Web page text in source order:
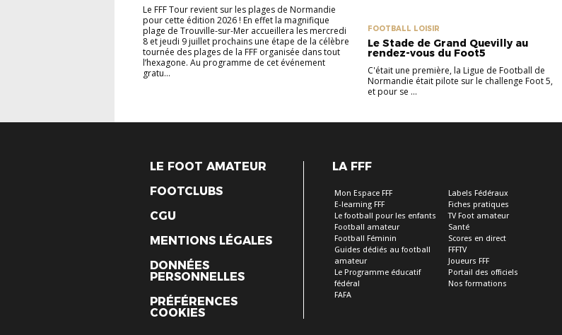
Le FFF Tour revient sur les plages de Normandie
pour cette édition 2026 ! En effet la magnifique
plage de Trouville-sur-Mer accueillera les mercredi
8 et jeudi 9 juillet prochains une étape de la célèbre
tournée des plages de la FFF organisée dans tout
l’hexagone. Au programme de cet événement
gratu...
FOOTBALL LOISIR
Le Stade de Grand Quevilly au
rendez-vous du Foot5
C'était une première, la Ligue de Football de
Normandie était pilote sur le challenge Foot 5,
et pour se ...
LE FOOT AMATEUR
FOOTCLUBS
CGU
MENTIONS LÉGALES
DONNÉES
PERSONNELLES
PRÉFÉRENCES
COOKIES
LA FFF
Mon Espace FFF
E-learning FFF
Le football pour les enfants
Football amateur
Football Féminin
Guides dédiés au football
amateur
Le Programme éducatif
fédéral
FAFA
Labels Fédéraux
Fiches pratiques
TV Foot amateur
Santé
Scores en direct
FFFTV
Joueurs FFF
Portail des officiels
Nos formations